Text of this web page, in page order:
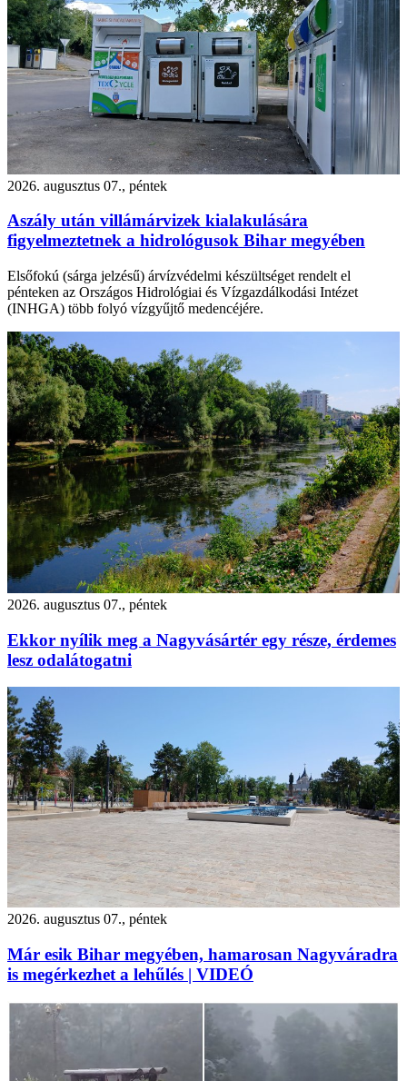
2026. augusztus 07., péntek
Aszály után villámárvizek kialakulására
figyelmeztetnek a hidrológusok Bihar megyében
Elsőfokú (sárga jelzésű) árvízvédelmi készültséget rendelt el
pénteken az Országos Hidrológiai és Vízgazdálkodási Intézet
(INHGA) több folyó vízgyűjtő medencéjére.
2026. augusztus 07., péntek
Ekkor nyílik meg a Nagyvásártér egy része, érdemes
lesz odalátogatni
2026. augusztus 07., péntek
Már esik Bihar megyében, hamarosan Nagyváradra
is megérkezhet a lehűlés | VIDEÓ